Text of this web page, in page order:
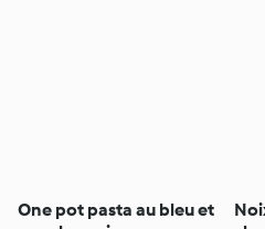
One pot pasta au bleu et